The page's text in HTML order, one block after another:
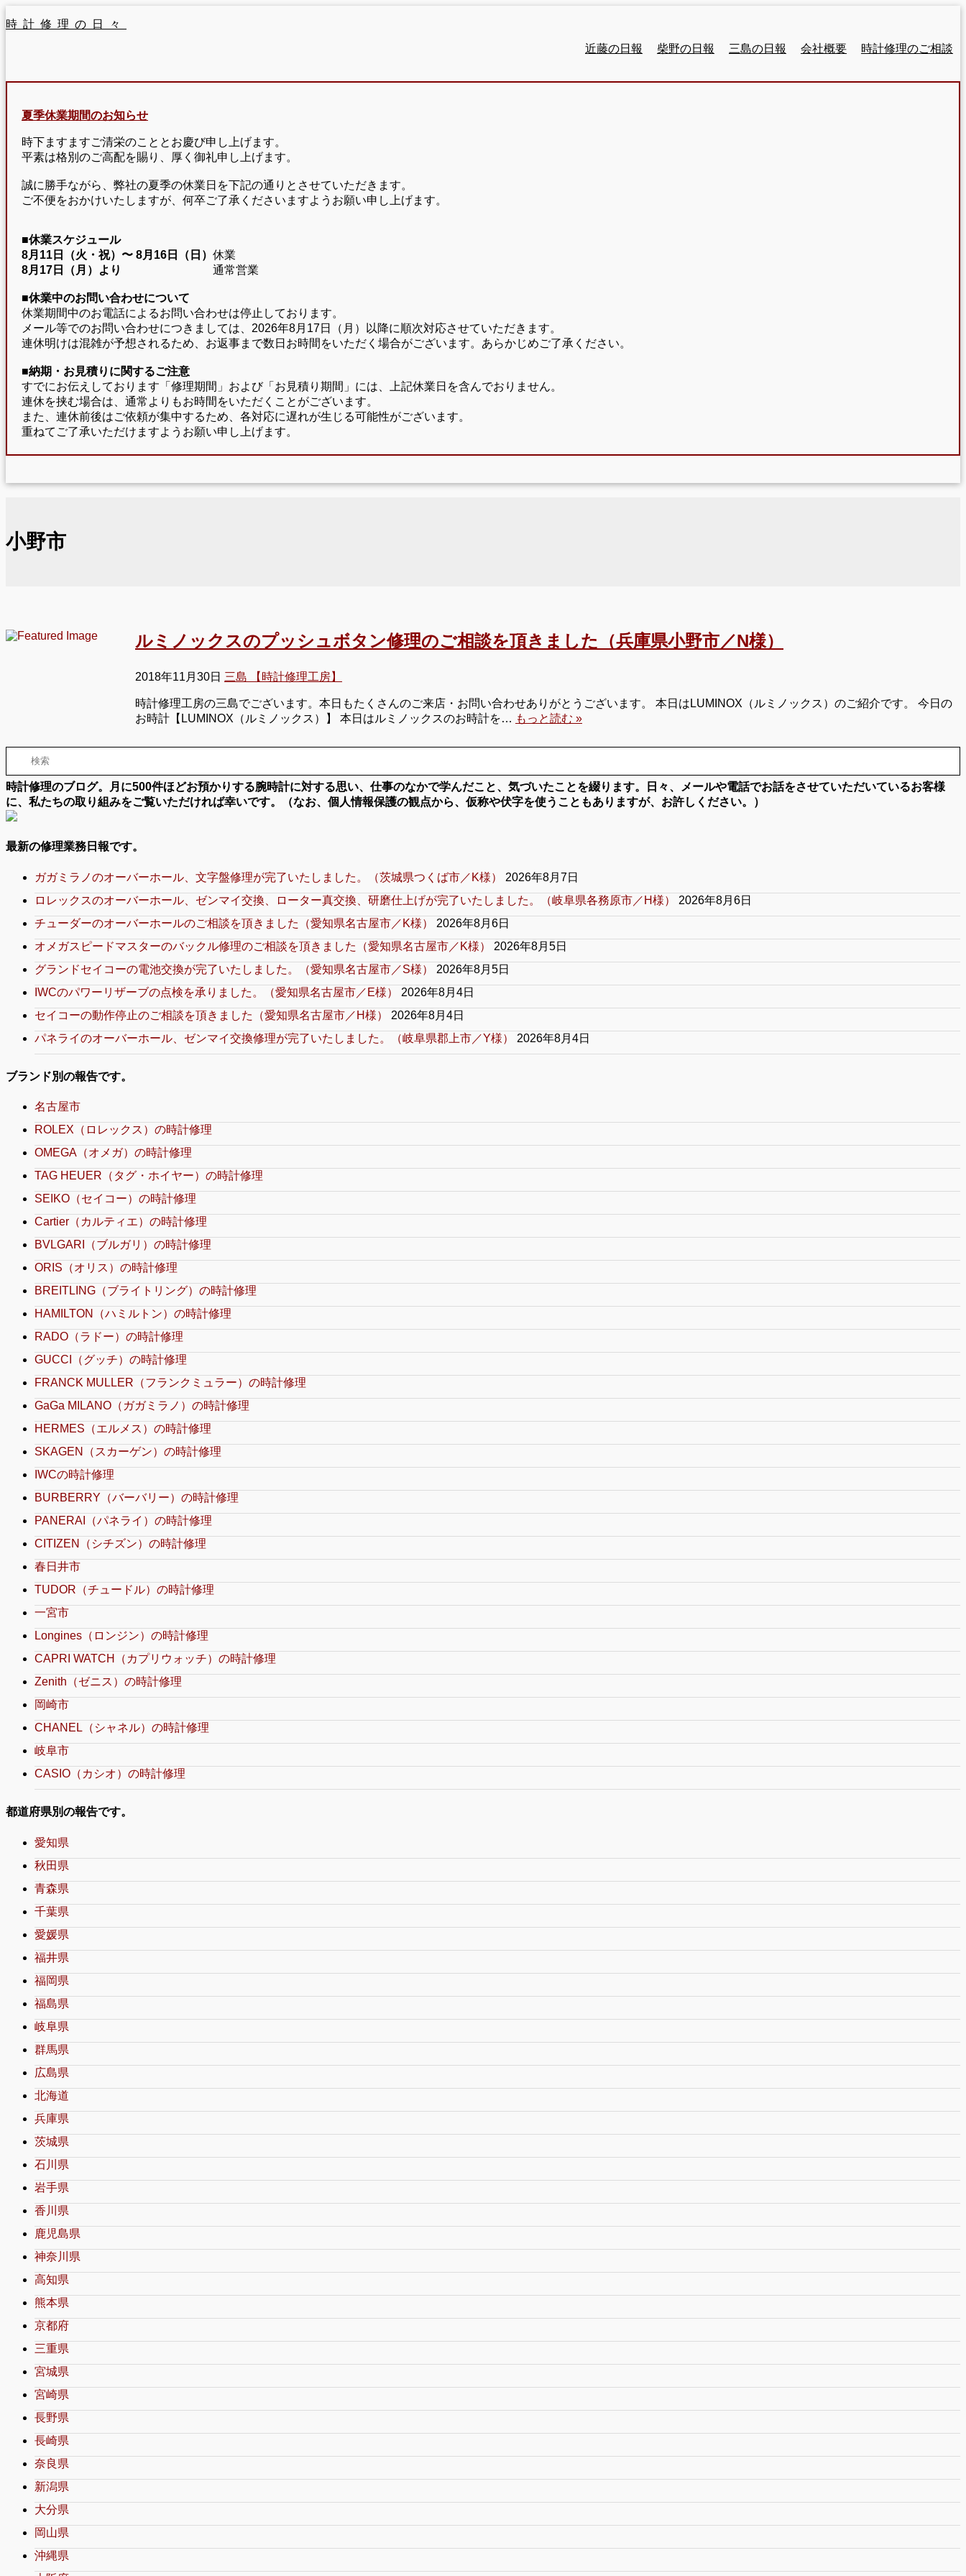
時計修理の日々
近藤の日報
柴野の日報 三島の日報 会社概要 時計修理のご相談
夏季休業期間のお知らせ
時下ますますご清栄のこととお慶び申し上げます。
平素は格別のご高配を賜り、厚く御礼申し上げます。
誠に勝手ながら、弊社の夏季の休業日を下記の通りとさせていただきます。
ご不便をおかけいたしますが、何卒ご了承くださいますようお願い申し上げます。
■休業スケジュール
8月11日（火・祝）〜 8月16日（日） 休業
8月17日（月）より
通常営業
■休業中のお問い合わせについて
休業期間中のお電話によるお問い合わせは停止しております。
メール等でのお問い合わせにつきましては、2026年8月17日（月）以降に順次対応させていただきます。
連休明けは混雑が予想されるため、お返事まで数日お時間をいただく場合がございます。あらかじめご了承ください。
■納期・お見積りに関するご注意
すでにお伝えしております「修理期間」および「お見積り期間」には、上記休業日を含んでおりません。
連休を挟む場合は、通常よりもお時間をいただくことがございます。
また、連休前後はご依頼が集中するため、各対応に遅れが生じる可能性がございます。
重ねてご了承いただけますようお願い申し上げます。
小野市
ルミノックスのプッシュボタン修理のご相談を頂きました（兵庫県小野市／N様）
2018年11月30日 三島 【時計修理工房】
時計修理工房の三島でございます。本日もたくさんのご来店・お問い合わせありがとうございます。 本日はLUMINOX（ルミノックス）のご紹介です。 今日の
お時計【LUMINOX（ルミノックス）】 本日はルミノックスのお時計を… もっと読む »
時計修理のブログ。月に500件ほどお預かりする腕時計に対する思い、仕事のなかで学んだこと、気づいたことを綴ります。日々、メールや電話でお話をさせていただいているお客様
に、私たちの取り組みをご覧いただければ幸いです。（なお、個人情報保護の観点から、仮称や伏字を使うこともありますが、お許しください。）
最新の修理業務日報です。
ガガミラノのオーバーホール、文字盤修理が完了いたしました。（茨城県つくば市／K様）
2026年8月7日
ロレックスのオーバーホール、ゼンマイ交換、ローター真交換、研磨仕上げが完了いたしました。（岐阜県各務原市／H様）
2026年8月6日
チューダーのオーバーホールのご相談を頂きました（愛知県名古屋市／K様）
2026年8月6日
オメガスピードマスターのバックル修理のご相談を頂きました（愛知県名古屋市／K様）
2026年8月5日
グランドセイコーの電池交換が完了いたしました。（愛知県名古屋市／S様）
2026年8月5日
IWCのパワーリザーブの点検を承りました。（愛知県名古屋市／E様）
2026年8月4日
セイコーの動作停止のご相談を頂きました（愛知県名古屋市／H様）
2026年8月4日
パネライのオーバーホール、ゼンマイ交換修理が完了いたしました。（岐阜県郡上市／Y様）
2026年8月4日
ブランド別の報告です。
名古屋市
ROLEX（ロレックス）の時計修理
OMEGA（オメガ）の時計修理
TAG HEUER（タグ・ホイヤー）の時計修理
SEIKO（セイコー）の時計修理
Cartier（カルティエ）の時計修理
BVLGARI（ブルガリ）の時計修理
ORIS（オリス）の時計修理
BREITLING（ブライトリング）の時計修理
HAMILTON（ハミルトン）の時計修理
RADO（ラドー）の時計修理
GUCCI（グッチ）の時計修理
FRANCK MULLER（フランクミュラー）の時計修理
GaGa MILANO（ガガミラノ）の時計修理
HERMES（エルメス）の時計修理
SKAGEN（スカーゲン）の時計修理
IWCの時計修理
BURBERRY（バーバリー）の時計修理
PANERAI（パネライ）の時計修理
CITIZEN（シチズン）の時計修理
春日井市
TUDOR（チュードル）の時計修理
一宮市
Longines（ロンジン）の時計修理
CAPRI WATCH（カプリウォッチ）の時計修理
Zenith（ゼニス）の時計修理
岡崎市
CHANEL（シャネル）の時計修理
岐阜市
CASIO（カシオ）の時計修理
都道府県別の報告です。
愛知県
秋田県
青森県
千葉県
愛媛県
福井県
福岡県
福島県
岐阜県
群馬県
広島県
北海道
兵庫県
茨城県
石川県
岩手県
香川県
鹿児島県
神奈川県
高知県
熊本県
京都府
三重県
宮城県
宮崎県
長野県
長崎県
奈良県
新潟県
大分県
岡山県
沖縄県